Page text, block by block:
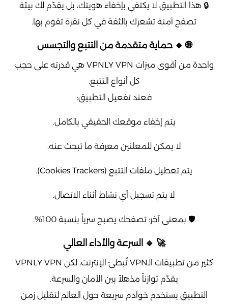
🔒 هذا التطبيق لا يكتفي بإخفاء هويتك، بل يقدّم لك بيئة
تصفح آمنة تشعرك بالثقة في كل نقرة تقوم بها.
🌐 🔹 حماية متقدمة من التتبع والتجسس
واحدة من أقوى ميزات VPNLY VPN هي قدرته على حجب
كل أنواع التتبع.
فعند تفعيل التطبيق:
يتم إخفاء موقعك الحقيقي بالكامل.
لا يمكن للمعلنين معرفة ما تبحث عنه.
يتم تعطيل ملفات التتبع (Cookies Trackers).
لا يتم تسجيل أي نشاط أثناء الاتصال.
🛡️ بمعنى آخر: تصفحك يصبح سرياً بنسبة 100%.
🚀 🔹 السرعة والأداء العالي
كثير من تطبيقات الـVPN تُبطئ الإنترنت، لكن VPNLY VPN
يقدّم توازناً مذهلاً بين الأمان والسرعة.
التطبيق يستخدم خوادم سريعة حول العالم لتقليل زمن